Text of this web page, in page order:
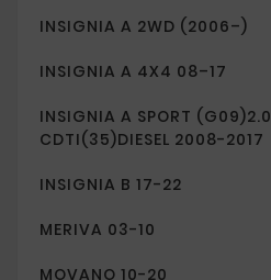
INSIGNIA A 2WD (2006–)
INSIGNIA A 4X4 08–17
INSIGNIA A SPORT (G09)2.0
CDTI(35)DIESEL 2008-2017
INSIGNIA B 17-22
MERIVA 03-10
MOVANO 10-20